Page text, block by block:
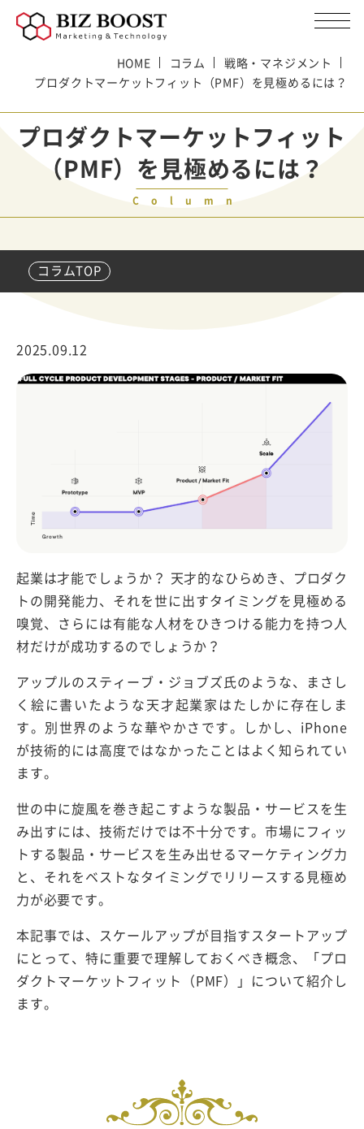
HOME コラム
戦略・マネジメント
プロダクトマーケットフィット（PMF）を見極めるには？
プロダクトマーケットフィット
（PMF）を見極めるには？
Column
コラムTOP
2025.09.12
起業は才能でしょうか？ 天才的なひらめき、プロダク
トの開発能力、それを世に出すタイミングを見極める
嗅覚、さらには有能な人材をひきつける能力を持つ人
材だけが成功するのでしょうか？
アップルのスティーブ・ジョブズ氏のような、まさし
く絵に書いたような天才起業家はたしかに存在しま
す。別世界のような華やかさです。しかし、iPhone
が技術的には高度ではなかったことはよく知られてい
ます。
世の中に旋風を巻き起こすような製品・サービスを生
み出すには、技術だけでは不十分です。市場にフィッ
トする製品・サービスを生み出せるマーケティング力
と、それをベストなタイミングでリリースする見極め
力が必要です。
本記事では、スケールアップが目指すスタートアップ
にとって、特に重要で理解しておくべき概念、「プロ
ダクトマーケットフィット（PMF）」について紹介し
ます。